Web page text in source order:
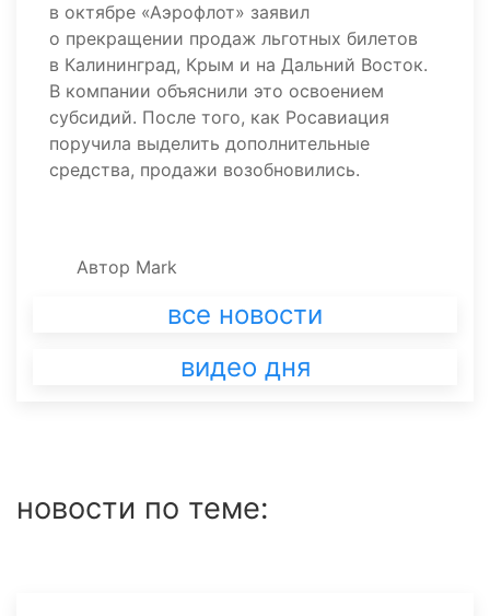
в октябре «Аэрофлот» заявил
о прекращении продаж льготных билетов
в Калининград, Крым и на Дальний Восток.
В компании объяснили это освоением
субсидий. После того, как Росавиация
поручила выделить дополнительные
средства, продажи возобновились.
Автор Mark
все новости
видео дня
новости по теме: